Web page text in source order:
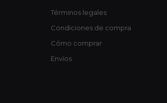
Términos legales
Condiciones de compra
Cómo comprar
Envíos